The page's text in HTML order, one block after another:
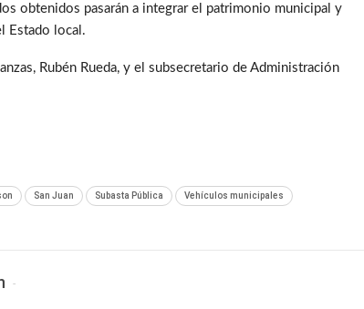
obtenidos pasarán a integrar el patrimonio municipal y
Estado local.
Rubén Rueda, y el subsecretario de Administración
San Juan Subasta Pública Vehículos municipales